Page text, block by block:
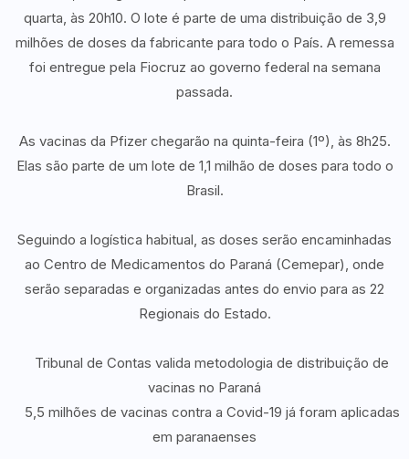
quarta, às 20h10. O lote é parte de uma distribuição de 3,9
milhões de doses da fabricante para todo o País. A remessa
foi entregue pela Fiocruz ao governo federal na semana
passada.
As vacinas da Pfizer chegarão na quinta-feira (1º), às 8h25.
Elas são parte de um lote de 1,1 milhão de doses para todo o
Brasil.
Seguindo a logística habitual, as doses serão encaminhadas
ao Centro de Medicamentos do Paraná (Cemepar), onde
serão separadas e organizadas antes do envio para as 22
Regionais do Estado.
Tribunal de Contas valida metodologia de distribuição de
vacinas no Paraná
5,5 milhões de vacinas contra a Covid-19 já foram aplicadas
em paranaenses